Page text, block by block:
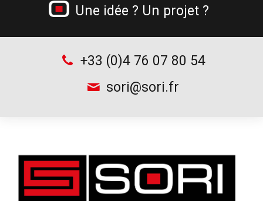
Une idée ? Un projet ?
+33 (0)4 76 07 80 54
sori@sori.fr